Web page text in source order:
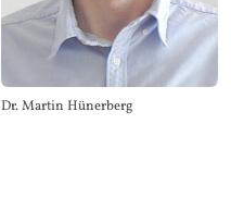
Dr. Martin Hünerberg